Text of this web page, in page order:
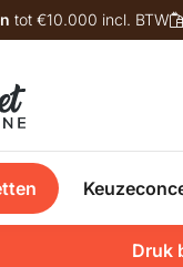
tot €10.000 incl. BTW
Druk